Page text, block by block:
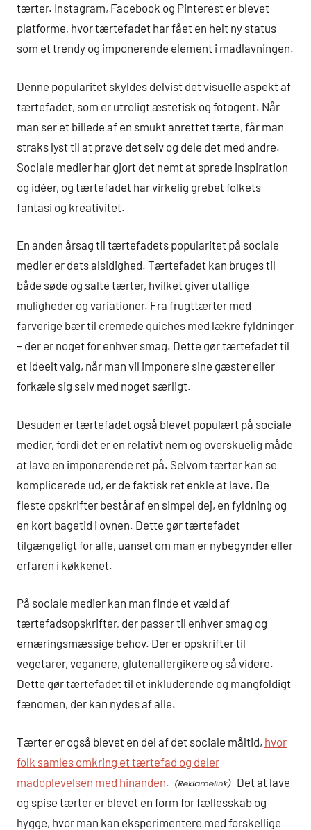
tærter. Instagram, Facebook og Pinterest er blevet
platforme, hvor tærtefadet har fået en helt ny status
som et trendy og imponerende element i madlavningen.
Denne popularitet skyldes delvist det visuelle aspekt af
tærtefadet, som er utroligt æstetisk og fotogent. Når
man ser et billede af en smukt anrettet tærte, får man
straks lyst til at prøve det selv og dele det med andre.
Sociale medier har gjort det nemt at sprede inspiration
og idéer, og tærtefadet har virkelig grebet folkets
fantasi og kreativitet.
En anden årsag til tærtefadets popularitet på sociale
medier er dets alsidighed. Tærtefadet kan bruges til
både søde og salte tærter, hvilket giver utallige
muligheder og variationer. Fra frugttærter med
farverige bær til cremede quiches med lækre fyldninger
– der er noget for enhver smag. Dette gør tærtefadet til
et ideelt valg, når man vil imponere sine gæster eller
forkæle sig selv med noget særligt.
Desuden er tærtefadet også blevet populært på sociale
medier, fordi det er en relativt nem og overskuelig måde
at lave en imponerende ret på. Selvom tærter kan se
komplicerede ud, er de faktisk ret enkle at lave. De
fleste opskrifter består af en simpel dej, en fyldning og
en kort bagetid i ovnen. Dette gør tærtefadet
tilgængeligt for alle, uanset om man er nybegynder eller
erfaren i køkkenet.
På sociale medier kan man finde et væld af
tærtefadsopskrifter, der passer til enhver smag og
ernæringsmæssige behov. Der er opskrifter til
vegetarer, veganere, glutenallergikere og så videre.
Dette gør tærtefadet til et inkluderende og mangfoldigt
fænomen, der kan nydes af alle.
Tærter er også blevet en del af det sociale måltid, hvor
folk samles omkring et tærtefad og deler
madoplevelsen med hinanden.
Det at lave
og spise tærter er blevet en form for fællesskab og
hygge, hvor man kan eksperimentere med forskellige